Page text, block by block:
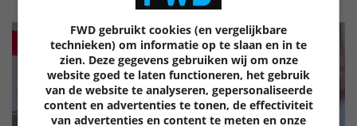
FWD gebruikt cookies (en vergelijkbare
technieken) om informatie op te slaan en in te
zien. Deze gegevens gebruiken wij om onze
website goed te laten functioneren, het gebruik
van de website te analyseren, gepersonaliseerde
content en advertenties te tonen, de effectiviteit
van advertenties en content te meten en onze